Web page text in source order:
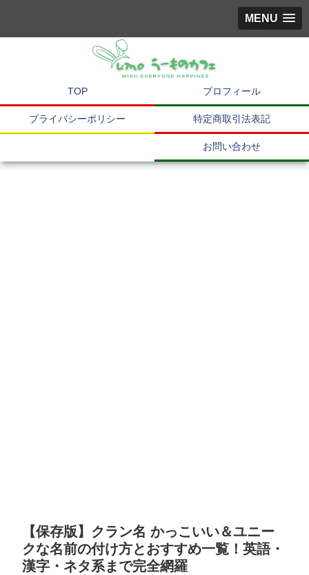
MENU
TOP プロフィール
プライバシーポリシー 特定商取引法表記
お問い合わせ
【保存版】クラン名 かっこいい＆ユニー
クな名前の付け方とおすすめ一覧！英語・
漢字・ネタ系まで完全網羅